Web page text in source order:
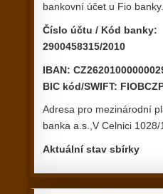
bankovní účet u Fio banky.
Číslo účtu / Kód banky:
2900458315/2010
IBAN:
BIC kód/SWIFT:
Adresa pro mezinárodní
banka a.s.,V Celnici 1028/
Aktuální stav sbírky